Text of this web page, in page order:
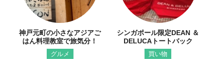
神戸元町の小さなアジアご
はん料理教室で旅気分！
グルメ
シンガポール限定DEAN ＆
DELUCAトートバック
買い物